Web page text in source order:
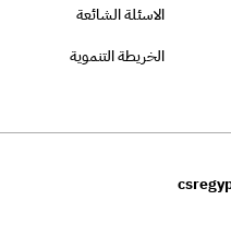
الاسئلة الشائعة
الخريطة التنموية